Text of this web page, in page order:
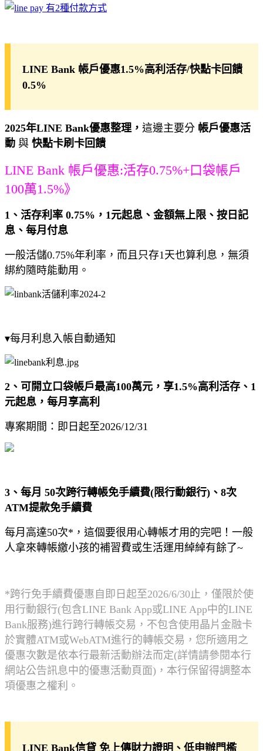
LINE Bank 帳戶優惠1.5%高利活存/快點卡回饋
0.5%
2025年LINE Bank優惠整理， 這邊主要分 帳戶優惠活
動 與 快點卡刷卡回饋
LINE Bank 帳戶優惠:活存0.75%+口袋帳戶
100萬1.5%》
1、活存利率 0.75%，1元起息、金額無上限、按日記
息、每月付息
一般活儲0.75%年利率，而且只存1天也算利息，無須
綁約隨時能動用。
▾每月利息入帳自動通知
2、可開立 口袋帳戶最高100萬元，享1.5%高利活存、1
元起息，每月享高利
專案期間：即日起至2026/12/31
3、每月 50次跨行轉帳免手續費(限行動銀行)、8次
ATM提款免手續費
每月高達50次*，這個要很用心轉帳才用的完吧！一般
人拿來轉帳繳小孩的補習費或生活運用綽綽有餘了~
*跨行免手續費優惠自即日起至2026/6/30止，僅限於使
用行動銀行(包含LINE Bank App或LINE App中的LINE
Bank服務)進行跨行轉帳交易，不包含使用晶片金融卡
於實體ATM或WebATM進行的轉帳交易，您所適用之
優惠次數是依本行最新活動辦法而定(詳情請參閱本行
網站公告訊息中的優惠活動頁面)，本行保留得調整本
項優惠之權利。
LINE Bank信貸 免上傳財力證明、低申辦門檻